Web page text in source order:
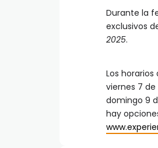
Durante la
exclusivos
2025.
Los horarios
viernes 7 de
domingo 9
hay